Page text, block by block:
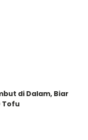
di Dalam, Biar
Tofu